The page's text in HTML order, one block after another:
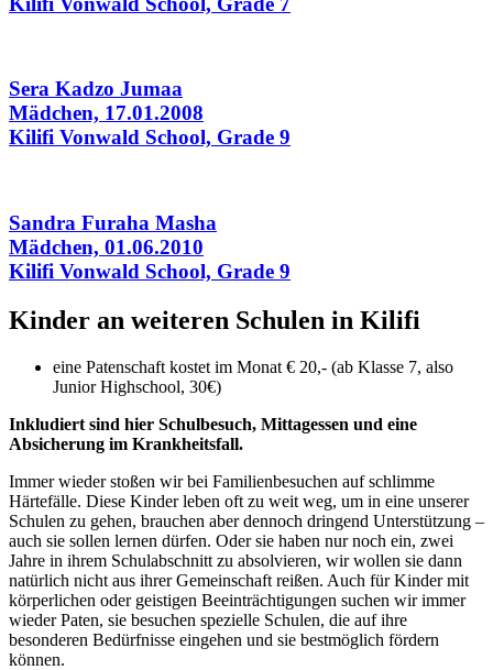
Sera Kadzo Jumaa
Mädchen, 17.01.2008
Kilifi Vonwald School, Grade 9
Sandra Furaha Masha
Mädchen, 01.06.2010
Kilifi Vonwald School, Grade 9
Kinder an weiteren Schulen in Kilifi
eine Patenschaft kostet im Monat € 20,- (ab Klasse 7, also
Junior Highschool, 30€)
Inkludiert sind hier Schulbesuch, Mittagessen und eine
Absicherung im Krankheitsfall.
Immer wieder stoßen wir bei Familienbesuchen auf schlimme
Härtefälle. Diese Kinder leben oft zu weit weg, um in eine unserer
Schulen zu gehen, brauchen aber dennoch dringend Unterstützung –
auch sie sollen lernen dürfen. Oder sie haben nur noch ein, zwei
Jahre in ihrem Schulabschnitt zu absolvieren, wir wollen sie dann
natürlich nicht aus ihrer Gemeinschaft reißen. Auch für Kinder mit
körperlichen oder geistigen Beeinträchtigungen suchen wir immer
wieder Paten, sie besuchen spezielle Schulen, die auf ihre
besonderen Bedürfnisse eingehen und sie bestmöglich fördern
können.